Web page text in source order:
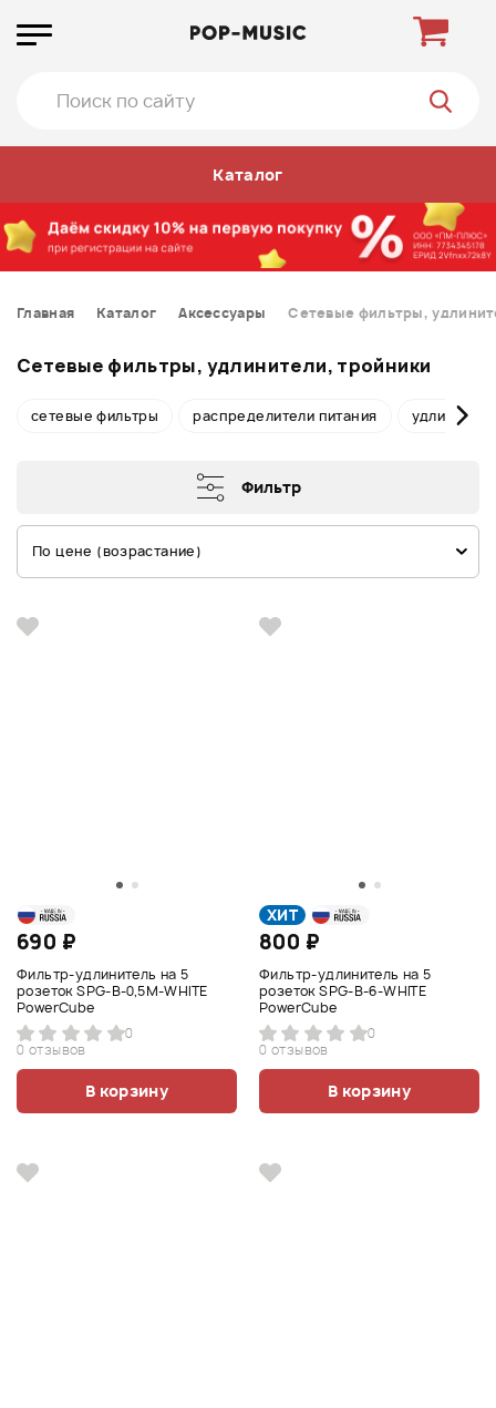
Каталог
Главная Каталог Аксессуары Сетевые фильтры,
Сетевые фильтры, удлинители, тройники
сетевые фильтры распределители питания удлинители
Фильтр
По цене (возрастание)
690 ₽
Фильтр-удлинитель на 5
розеток SPG-B-0,5М-WHITE
PowerCube
0
0 отзывов
В корзину
ХИТ
800 ₽
Фильтр-удлинитель на 5
розеток SPG-B-6-WHITE
PowerCube
0
0 отзывов
В корзину